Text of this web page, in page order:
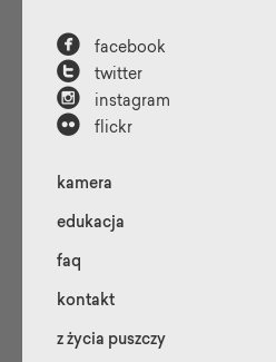
 facebook
 twitter
 instagram
 flickr
kamera
edukacja
faq
kontakt
z życia puszczy